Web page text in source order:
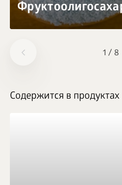
1 / 8
Содержится в продуктах